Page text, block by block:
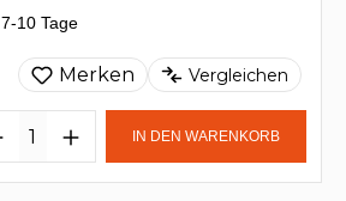
7-10 Tage
Merken Vergleichen
IN DEN WARENKORB